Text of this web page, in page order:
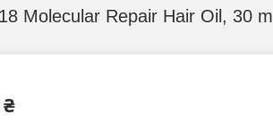
Molecular Repair Hair Oil, 30 ml